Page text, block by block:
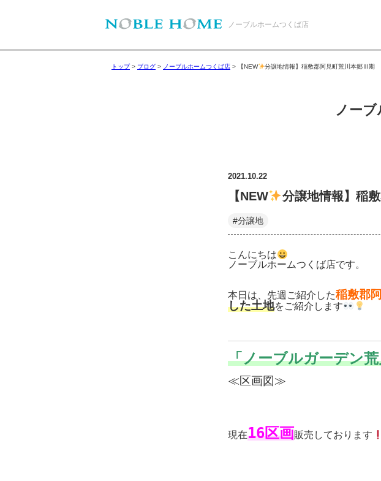
ノーブルホームつくば店
トップ> ブログ > ノーブルホームつくば店 > 【NEW 分譲地情報】稲敷郡阿見町荒川本郷Ⅲ期
ノー
2021.10.22
【NEW 分譲地情報】稲
#分譲地
こんにちは
ノーブルホームつくば店です。
本日は、先週ご紹介した稲敷郡
した土地をご紹介します
「ノーブルガーデン
≪区画図≫
現在16区画販売しております